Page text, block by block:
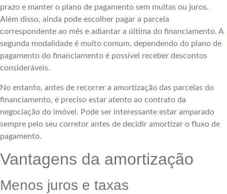
prazo e manter o plano de pagamento sem multas ou juros.
Além disso, ainda pode escolher pagar a parcela
correspondente ao mês e adiantar a última do financiamento. A
segunda modalidade é muito comum, dependendo do plano de
pagamento do financiamento é possível receber descontos
consideráveis.
No entanto, antes de recorrer a amortização das parcelas do
financiamento, é preciso estar atento ao contrato da
negociação do imóvel. Pode ser interessante estar amparado
sempre pelo seu corretor antes de decidir amortizar o fluxo de
pagamento.
Vantagens da amortização
Menos juros e taxas